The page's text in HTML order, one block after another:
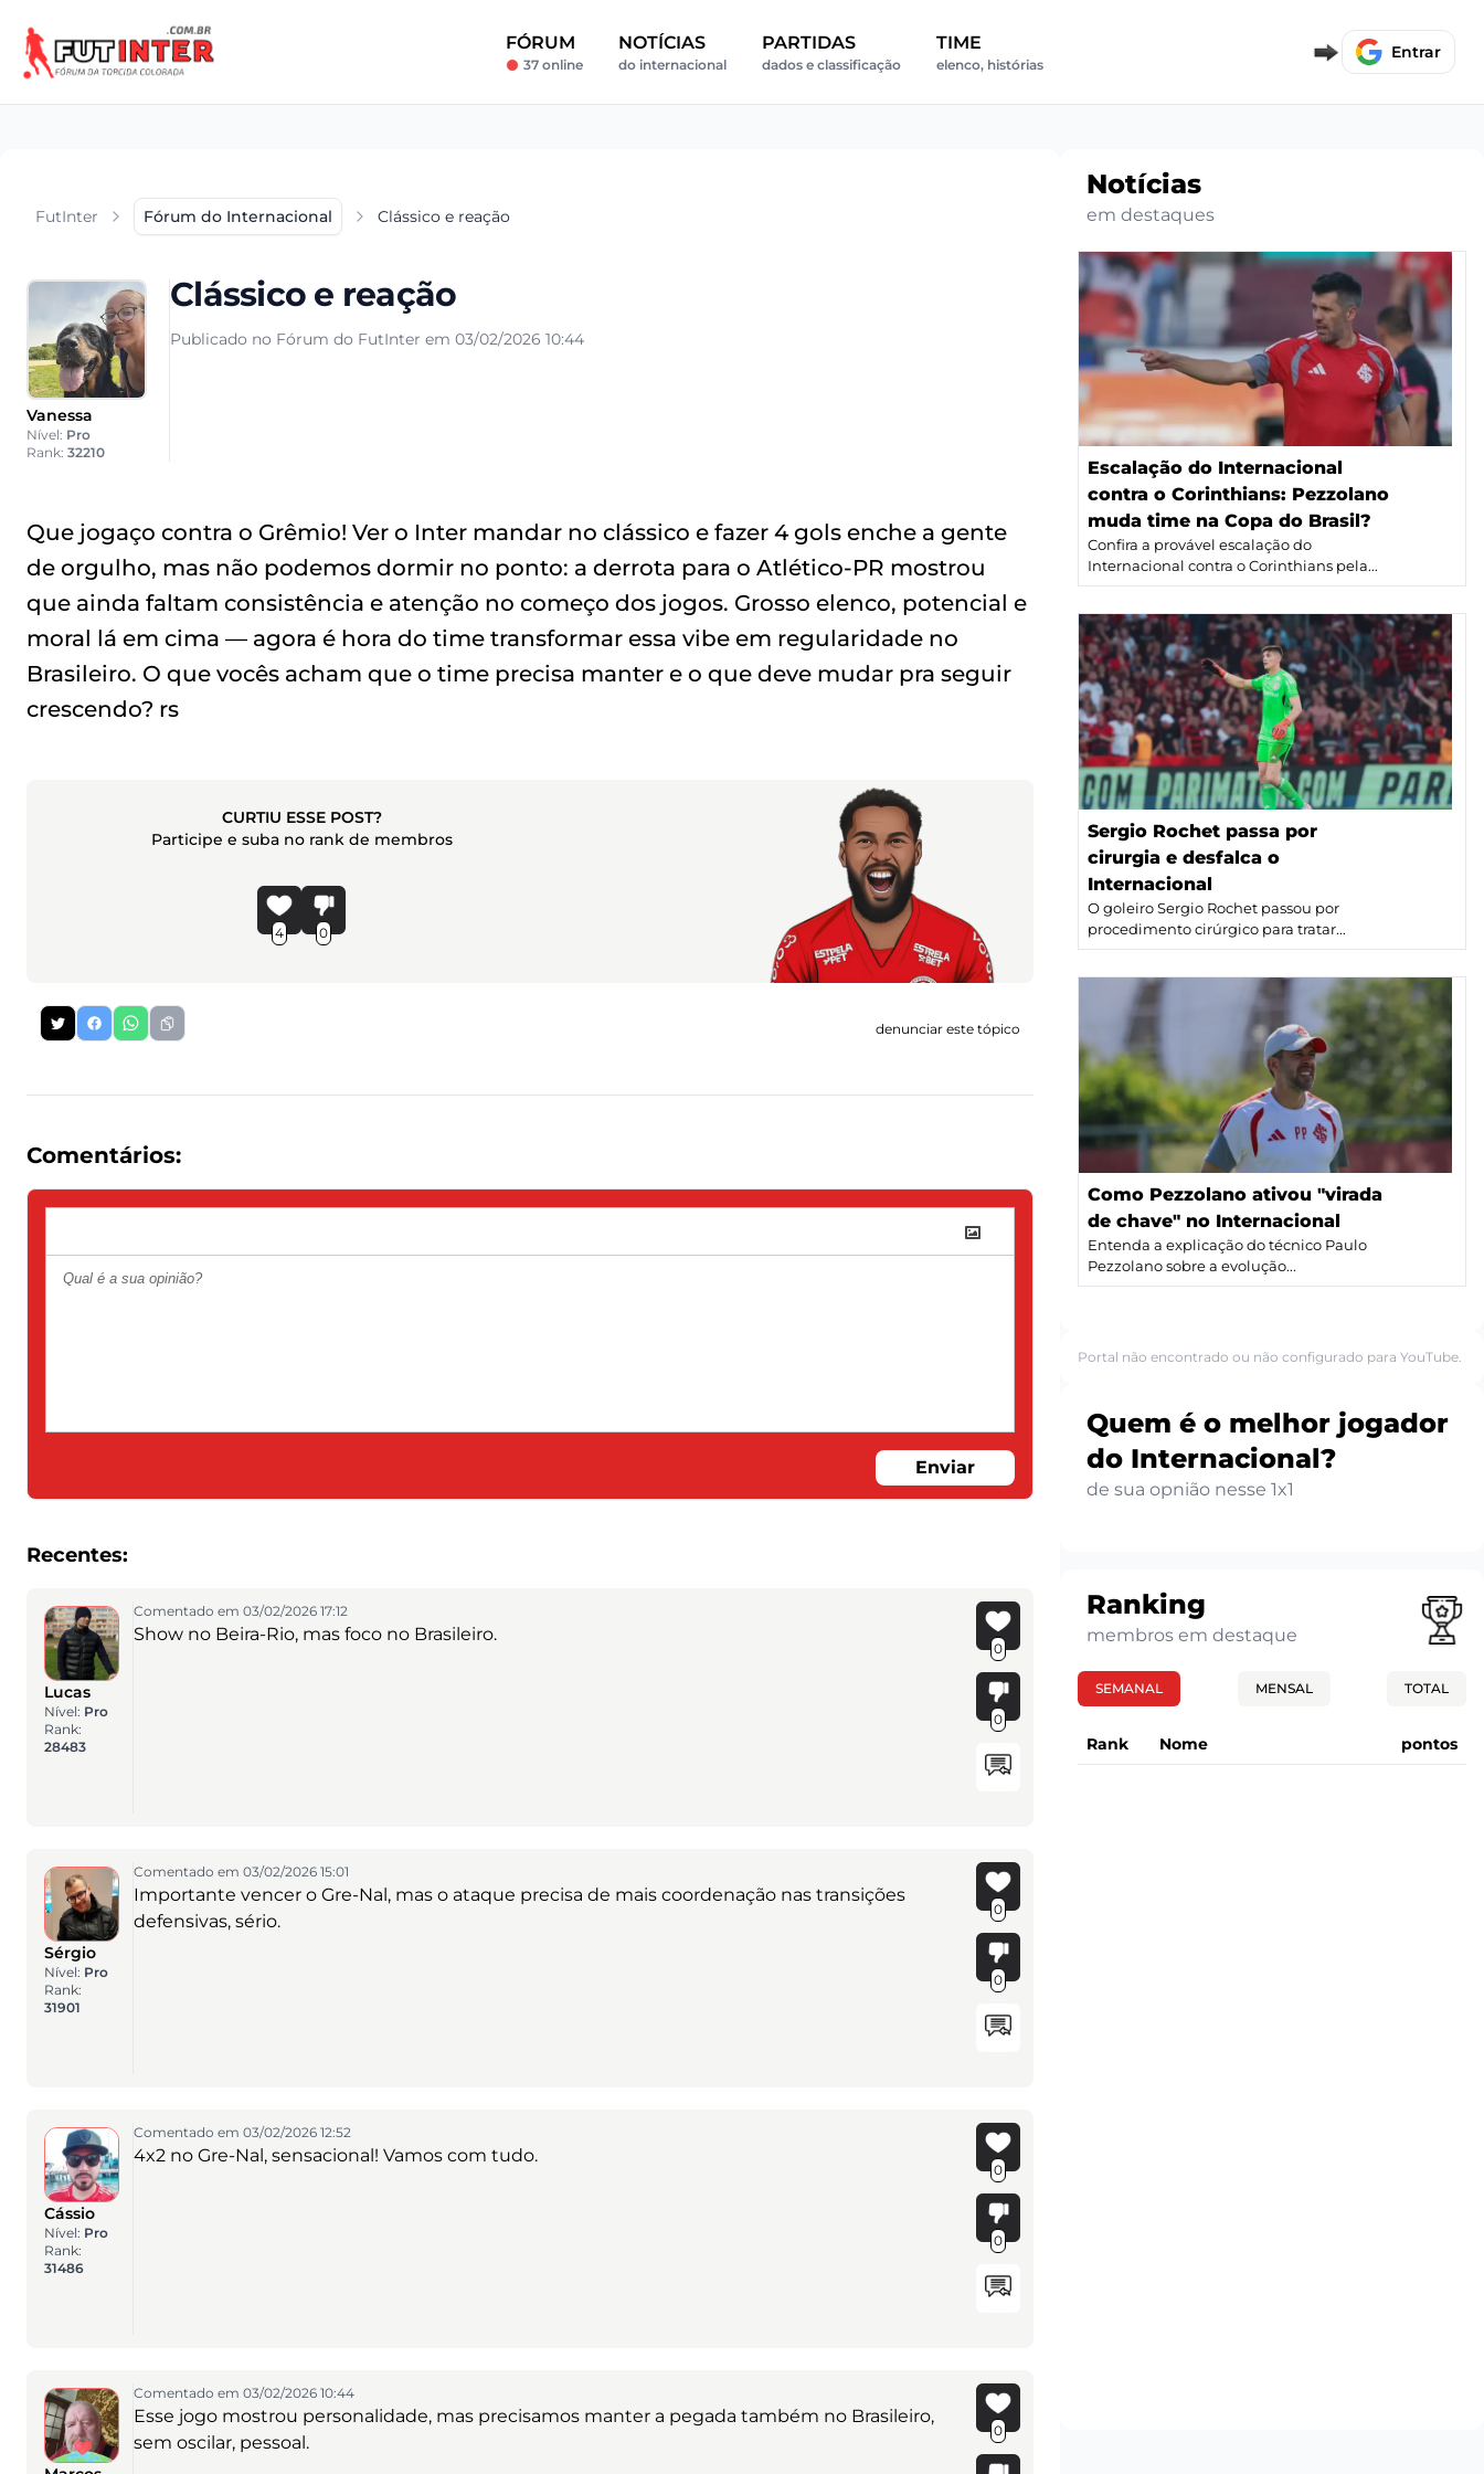
FÓRUM
37 online
NOTÍCIAS
do internacional
PARTIDAS
dados e classificação
TIME
elenco, histórias
Entrar
FutInter Fórum do Internacional Clássico e reação
Vanessa
Nível: Pro
Rank: 32210
Clássico e reação
Publicado no Fórum do FutInter em 03/02/2026 10:44
Que jogaço contra o Grêmio! Ver o Inter mandar no clássico e fazer 4 gols enche a gente
de orgulho, mas não podemos dormir no ponto: a derrota para o Atlético-PR mostrou
que ainda faltam consistência e atenção no começo dos jogos. Grosso elenco, potencial e
moral lá em cima — agora é hora do time transformar essa vibe em regularidade no
Brasileiro. O que vocês acham que o time precisa manter e o que deve mudar pra seguir
crescendo? rs
CURTIU ESSE POST?
Participe e suba no rank de membros
4 0
denunciar este tópico
Comentários:
Enviar
Recentes:
Lucas
Nível: Pro
Rank:
28483
Comentado em 03/02/2026 17:12
Show no Beira-Rio, mas foco no Brasileiro.
0
0
Sérgio
Nível: Pro
Rank:
31901
Comentado em 03/02/2026 15:01
Importante vencer o Gre-Nal, mas o ataque precisa de mais coordenação nas transições
defensivas, sério.
0
0
Cássio
Nível: Pro
Rank:
31486
Comentado em 03/02/2026 12:52
4x2 no Gre-Nal, sensacional! Vamos com tudo.
0
0
Comentado em 03/02/2026 10:44
Esse jogo mostrou personalidade, mas precisamos manter a pegada também no Brasileiro,
sem oscilar, pessoal.
0
Notícias
em destaques
Escalação do Internacional
contra o Corinthians: Pezzolano
muda time na Copa do Brasil?
Confira a provável escalação do
Internacional contra o Corinthians pela...
Sergio Rochet passa por
cirurgia e desfalca o
Internacional
O goleiro Sergio Rochet passou por
procedimento cirúrgico para tratar...
Como Pezzolano ativou "virada
de chave" no Internacional
Entenda a explicação do técnico Paulo
Pezzolano sobre a evolução...
Portal não encontrado ou não configurado para YouTube.
Quem é o melhor jogador
do Internacional?
de sua opnião nesse 1x1
Ranking
membros em destaque
SEMANAL MENSAL TOTAL
Rank Nome pontos